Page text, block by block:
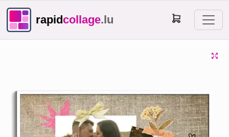
rapidcollage.lu